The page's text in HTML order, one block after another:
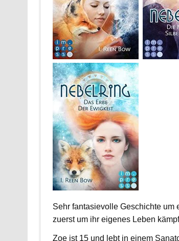
Sehr fantasievolle Geschichte
zuerst um ihr eigenes Leben
Zoe ist 15 und lebt in einem